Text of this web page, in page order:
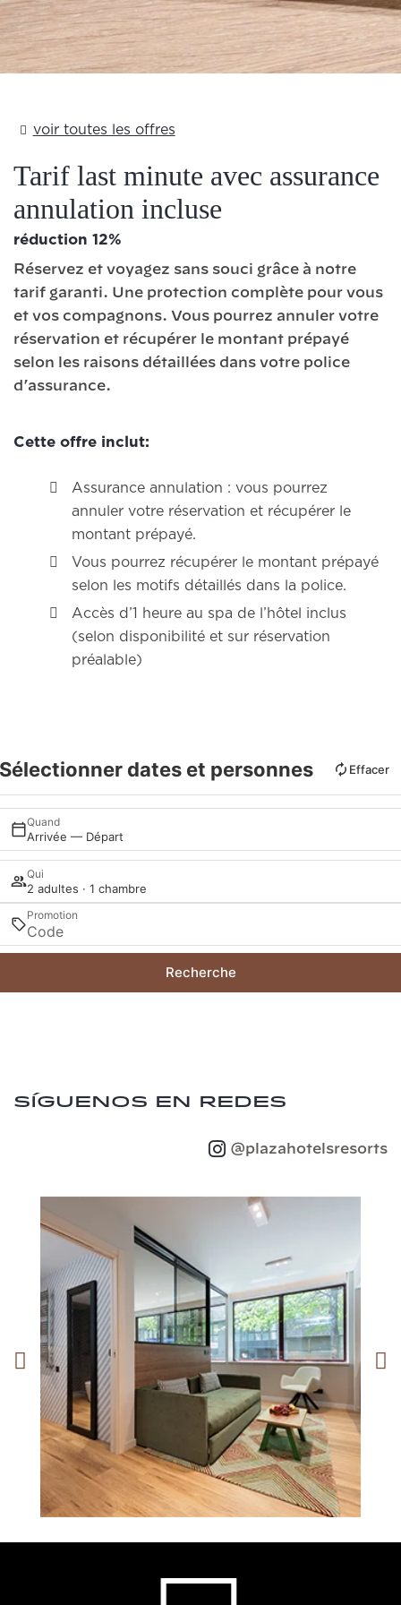
Add Your Heading Text Here
voir toutes les offres
Tarif last minute avec assurance
annulation incluse
​​réduction 12%
Réservez et voyagez sans souci grâce à notre
tarif garanti. Une protection complète pour vous
et vos compagnons. Vous pourrez annuler votre
réservation et récupérer le montant prépayé
selon les raisons détaillées dans votre police
d’assurance.
Cette offre inclut:
Assurance annulation : vous pourrez
annuler votre réservation et récupérer le
montant prépayé.
Vous pourrez récupérer le montant prépayé
selon les motifs détaillés dans la police.
Accès d’1 heure au spa de l’hôtel inclus
(selon disponibilité et sur réservation
préalable)
Sélectionner dates et personnes Effacer
Quand
Arrivée — Départ
Qui
2 adultes · 1 chambre
Promotion
Recherche
Síguenos en redes
@plazahotelsresorts